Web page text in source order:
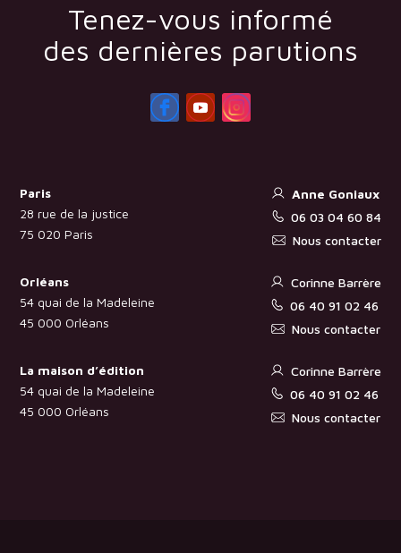
Tenez-vous informé
des dernières parutions
Paris
28 rue de la justice
75 020 Paris
Anne Goniaux
06 03 04 60 84
Nous contacter
Orléans
54 quai de la Madeleine
45 000 Orléans
Corinne Barrère
06 40 91 02 46
Nous contacter
La maison d’édition
54 quai de la Madeleine
45 000 Orléans
Corinne Barrère
06 40 91 02 46
Nous contacter